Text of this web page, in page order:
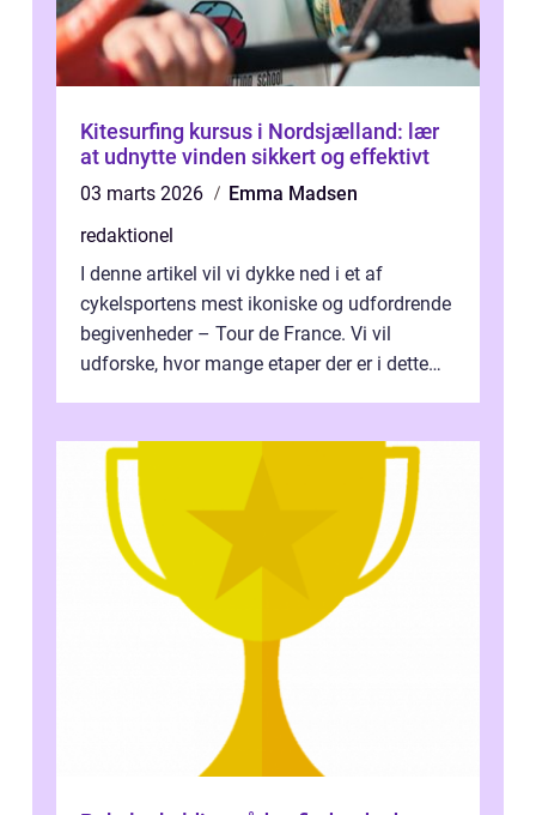
Kitesurfing kursus i Nordsjælland: lær
at udnytte vinden sikkert og effektivt
03 marts 2026
Emma Madsen
redaktionel
I denne artikel vil vi dykke ned i et af
cykelsportens mest ikoniske og udfordrende
begivenheder – Tour de France. Vi vil
udforske, hvor mange etaper der er i dette